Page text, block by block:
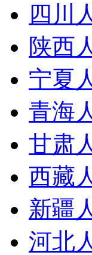
四川
陕西
宁夏
青海
甘肃
西藏
新疆
河北